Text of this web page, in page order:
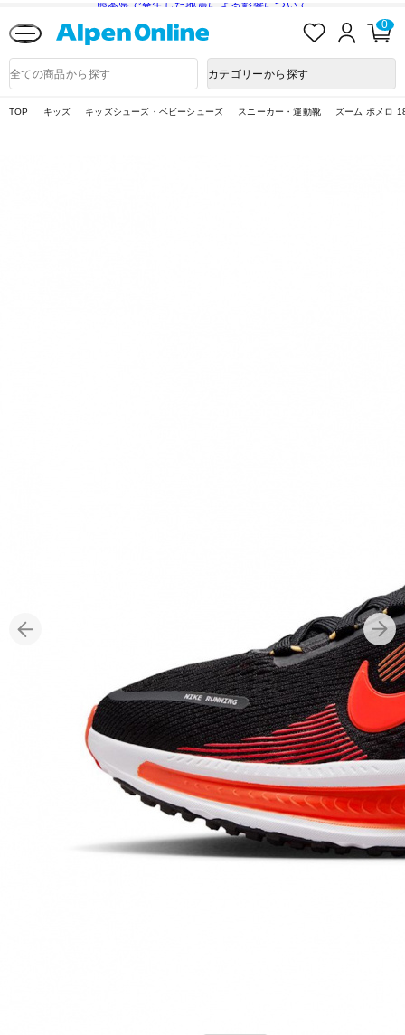
熊本県で発生した地震による影響について
入
ロ
ン
0
品
検
カテゴリーから探す
TOP キッズ キッズシューズ・ベビーシューズ スニーカー・運動靴 ズーム ボメロ